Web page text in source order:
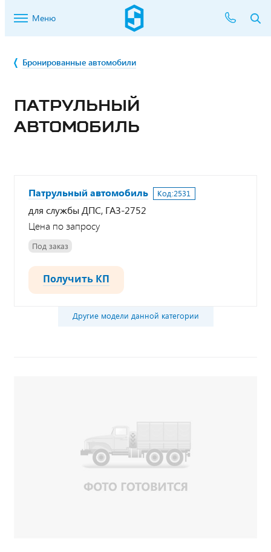
Меню
Бронированные автомобили
ПАТРУЛЬНЫЙ
АВТОМОБИЛЬ
Патрульный автомобиль Код:2531
для службы ДПС, ГАЗ-2752
Цена по запросу
Под заказ
Получить КП
Другие модели данной категории